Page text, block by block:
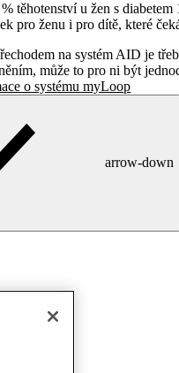
těhotenství u žen s
pro ženu i pro dítě, které
na systém AID je
může to pro ni být
o systému myLoop
arrow-down